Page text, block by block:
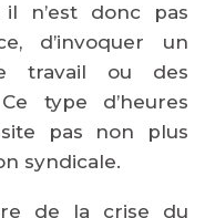
n’est donc pas
d’invoquer un
travail ou des
type d’heures
pas non plus
syndicale.
de la crise du